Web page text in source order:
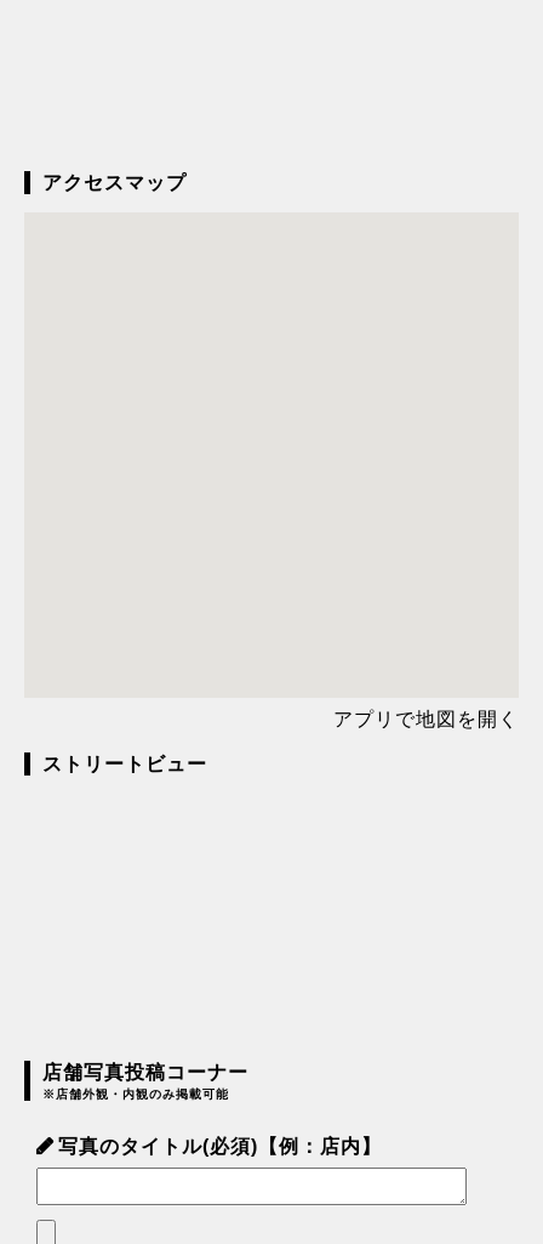
アクセスマップ
アプリで地図を開く
ストリートビュー
店舗写真投稿コーナー
※店舗外観・内観のみ掲載可能
写真のタイトル(必須)【例：店内】